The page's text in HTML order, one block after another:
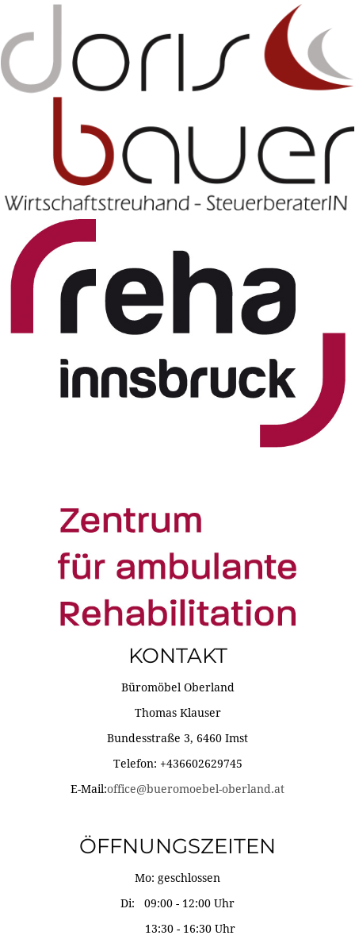
KONTAKT
Büromöbel Oberland
Thomas Klauser
Bundesstraße 3, 6460 Imst
Telefon: +436602629745
E-Mail:office@bueromoebel-oberland.at
ÖFFNUNGSZEITEN
Mo: geschlossen
Di: 09:00 - 12:00 Uhr
13:30 - 16:30 Uhr